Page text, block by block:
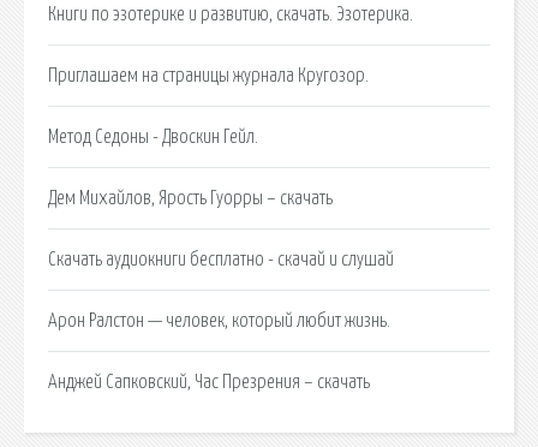
Книги по эзотерике и развитию, скачать. Эзотерика.
Приглашаем на страницы журнала Кругозор.
Метод Седоны - Двоскин Гейл.
Дем Михайлов, Ярость Гуорры – скачать
Скачать аудиокниги бесплатно - скачай и слушай
Арон Ралстон — человек, который любит жизнь.
Анджей Сапковский, Час Презрения – скачать